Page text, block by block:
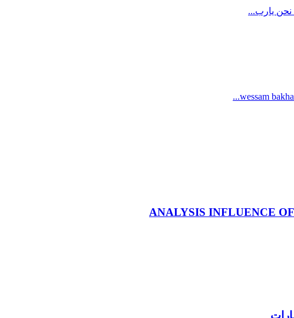
wessam
ANALYSIS INFLUENCE